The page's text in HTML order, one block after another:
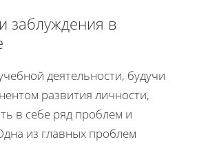
заблуждения в
деятельности, будучи
развития личности,
в себе ряд проблем и
из главных проблем